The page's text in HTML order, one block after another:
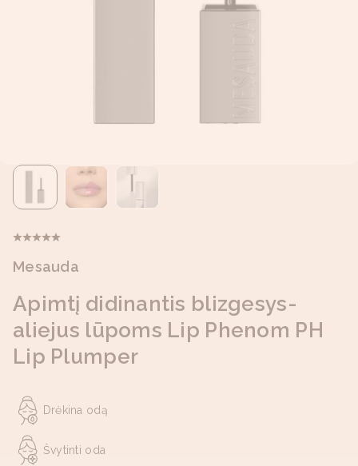
Mesauda
Apimtį didinantis blizgesys-
aliejus lūpoms Lip Phenom PH
Lip Plumper
Drėkina odą
Švytinti oda